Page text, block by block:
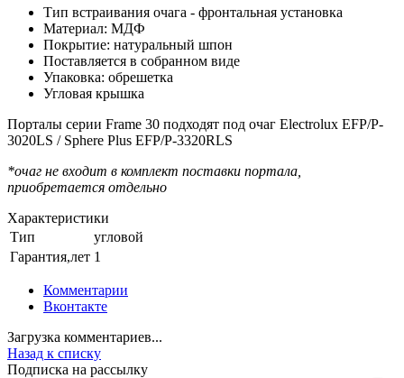
Тип встраивания очага - фронтальная установка
Материал: МДФ
Покрытие: натуральный шпон
Поставляется в собранном виде
Упаковка: обрешетка
Угловая крышка
Порталы серии Frame 30 подходят под очаг Electrolux EFP/P-
3020LS / Sphere Plus EFP/P-3320RLS
*очаг не входит в комплект поставки портала,
приобретается отдельно
Характеристики
Тип
угловой
Гарантия,лет 1
Комментарии
Вконтакте
Загрузка комментариев...
Назад к списку
Подписка на рассылку